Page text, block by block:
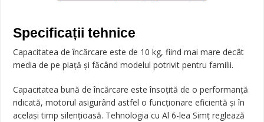
Specificații tehnice
Capacitatea de încărcare este de 10 kg, fiind mai mare decât
media de pe piață și făcând modelul potrivit pentru familii.
Capacitatea bună de încărcare este însoțită de o performanță
ridicată, motorul asigurând astfel o funcționare eficientă și în
același timp silențioasă. Tehnologia cu Al 6-lea Simț reglează